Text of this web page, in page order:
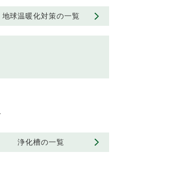
地球温暖化対策の一覧
浄化槽の一覧